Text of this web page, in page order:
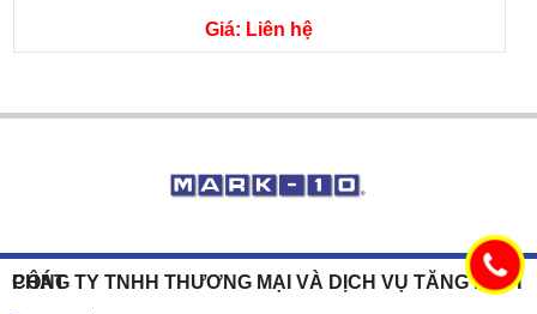
Giá: Liên hệ
CÔNG TY TNHH THƯƠNG MẠI VÀ DỊCH VỤ TĂNG MINH PHÁT